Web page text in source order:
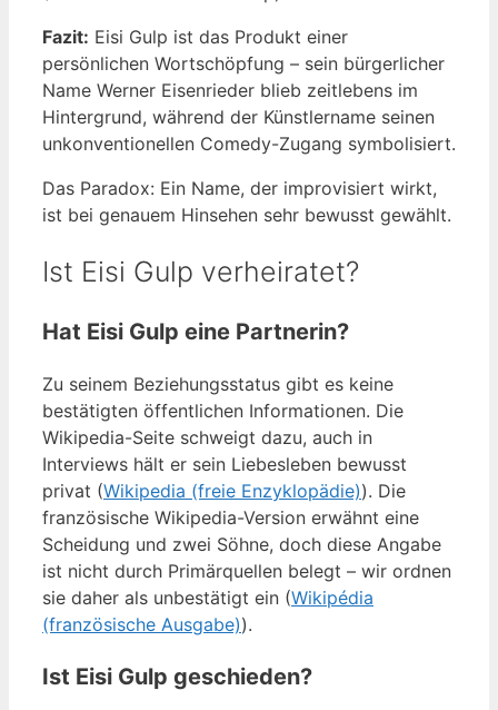
Fazit: Eisi Gulp ist das Produkt einer
persönlichen Wortschöpfung – sein bürgerlicher
Name Werner Eisenrieder blieb zeitlebens im
Hintergrund, während der Künstlername seinen
unkonventionellen Comedy-Zugang symbolisiert.
Das Paradox: Ein Name, der improvisiert wirkt,
ist bei genauem Hinsehen sehr bewusst gewählt.
Ist Eisi Gulp verheiratet?
Hat Eisi Gulp eine Partnerin?
Zu seinem Beziehungsstatus gibt es keine
bestätigten öffentlichen Informationen. Die
Wikipedia-Seite schweigt dazu, auch in
Interviews hält er sein Liebesleben bewusst
privat (Wikipedia (freie Enzyklopädie)). Die
französische Wikipedia-Version erwähnt eine
Scheidung und zwei Söhne, doch diese Angabe
ist nicht durch Primärquellen belegt – wir ordnen
sie daher als unbestätigt ein (Wikipédia
(französische Ausgabe)).
Ist Eisi Gulp geschieden?